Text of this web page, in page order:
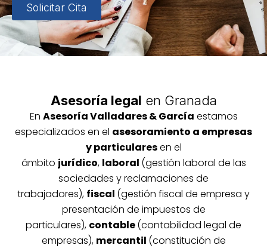
Solicitar Cita
Asesoría legal en Granada
En AsesoríaValladares & García estamos
especializados en el asesoramiento a empresas
y particularesen el
ámbito jurídico, laboral (gestión laboral de las
sociedades y reclamaciones de
trabajadores), fiscal (gestión fiscal de empresa y
presentación de impuestos de
particulares), contable(contabilidad legal de
empresas), mercantil (constitución de